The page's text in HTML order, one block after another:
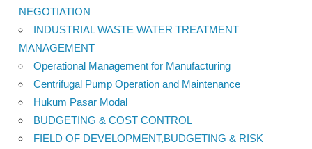
NEGOTIATION
INDUSTRIAL WASTE WATER TREATMENT
MANAGEMENT
Operational Management for Manufacturing
Centrifugal Pump Operation and Maintenance
Hukum Pasar Modal
BUDGETING & COST CONTROL
FIELD OF DEVELOPMENT,BUDGETING & RISK